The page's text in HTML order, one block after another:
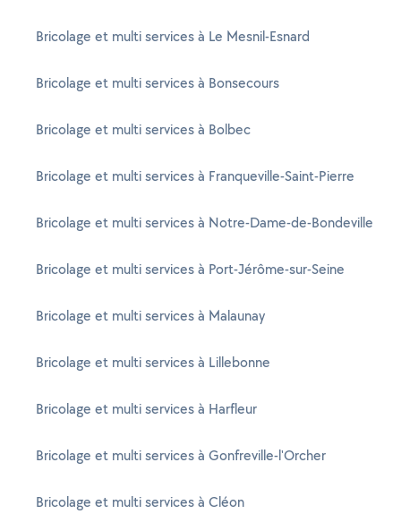
Bricolage et multi services à Le Mesnil-Esnard
Bricolage et multi services à Bonsecours
Bricolage et multi services à Bolbec
Bricolage et multi services à Franqueville-Saint-Pierre
Bricolage et multi services à Notre-Dame-de-Bondeville
Bricolage et multi services à Port-Jérôme-sur-Seine
Bricolage et multi services à Malaunay
Bricolage et multi services à Lillebonne
Bricolage et multi services à Harfleur
Bricolage et multi services à Gonfreville-l'Orcher
Bricolage et multi services à Cléon